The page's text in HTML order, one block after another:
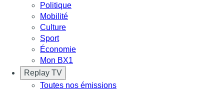
Politique
Mobilité
Culture
Sport
Économie
Mon BX1
Replay TV
Toutes nos émissions